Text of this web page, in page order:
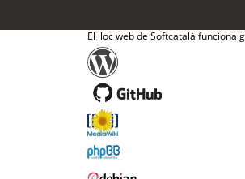
El lloc web de Softcatalà funciona